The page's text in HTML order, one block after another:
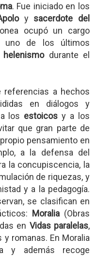
. Fue iniciado en los
y sacerdote del
ocupó un cargo
uno de los últimos
helenismodurante el
referencias a hechos
en diálogos y
los estoicos y a los
que gran parte de
pensamiento en
a la defensa del
la concupiscencia, la
de riquezas, y
y a la pedagogía.
se clasifican en
Moralia (Obras
en Vidas paralelas,
romanas. En Moralia
y además recoge